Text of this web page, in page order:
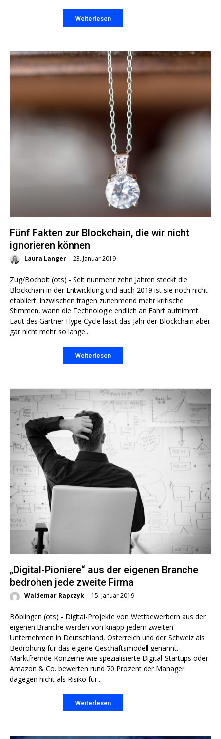
Weiterlesen
Fünf Fakten zur Blockchain, die wir nicht
ignorieren können
Laura Langer - 23. Januar 2019
Zug/Bocholt (ots) - Seit nunmehr zehn Jahren steckt die
Blockchain in der Entwicklung und auch 2019 ist sie noch nicht
etabliert. Inzwischen fragen zunehmend mehr kritische
Stimmen, wann die Technologie endlich an Fahrt aufnimmt.
Laut des Gartner Hype Cycle lässt das Jahr der Blockchain aber
gar nicht mehr so lange...
Weiterlesen
„Digital-Pioniere“ aus der eigenen Branche
bedrohen jede zweite Firma
Waldemar Rapczyk - 15. Januar 2019
Böblingen (ots) - Digital-Projekte von Wettbewerbern aus der
eigenen Branche werden von knapp jedem zweiten
Unternehmen in Deutschland, Österreich und der Schweiz als
Bedrohung für das eigene Geschäftsmodell genannt.
Marktfremde Konzerne wie spezialisierte Digital-Startups oder
Amazon & Co. bewerten rund 70 Prozent der Manager
dagegen nicht als Risiko für...
Weiterlesen